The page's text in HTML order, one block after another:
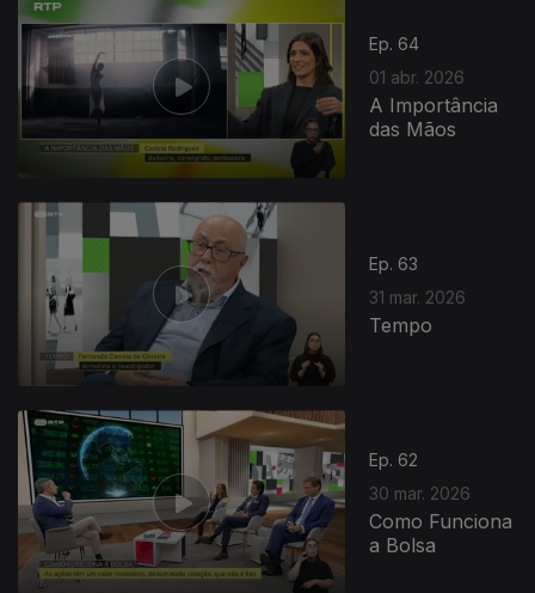
Ep. 64
01 abr. 2026
A Importância
das Mãos
Ep. 63
31 mar. 2026
Tempo
Ep. 62
30 mar. 2026
Como Funciona
a Bolsa